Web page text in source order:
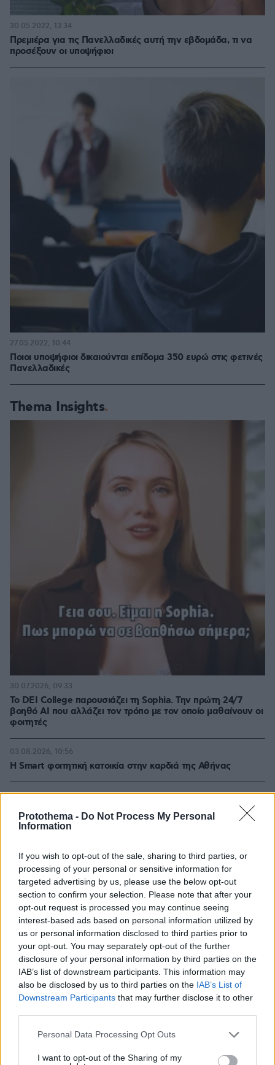
Protothema - Do Not Process My Personal
Information
If you wish to opt-out of the sale, sharing to third parties, or
processing of your personal or sensitive information for
targeted advertising by us, please use the below opt-out
section to confirm your selection. Please note that after your
opt-out request is processed you may continue seeing
interest-based ads based on personal information utilized by
us or personal information disclosed to third parties prior to
your opt-out. You may separately opt-out of the further
disclosure of your personal information by third parties on the
IAB’s list of downstream participants. This information may
also be disclosed by us to third parties on the IAB’s List of
Downstream Participants that may further disclose it to other
Please note that this website/app uses one or more Google
not limited to your visit or usage behaviour. You may click to
Personal Data Processing Opt Outs
I want to opt-out of the Sharing of my
Πρεμιέρα για τις Πανελλαδικές αυτή την εβδομάδα, τι να
προσέξουν οι υποψήφιοι
30.05.2022, 13:34
Ποιοι υποψήφιοι δικαιούνται επίδομα 350 ευρώ στις φετινές
Πανελλαδικές
27.05.2022, 10:44
Thema Insights
Το DEI College παρουσιάζει τη Sophia. Την πρώτη 24/7
βοηθό AI που αλλάζει τον τρόπο με τον οποίο μαθαίνουν οι
φοιτητές
30.07.2026, 09:33
Η Smart φοιτητική κατοικία στην καρδιά της Αθήνας
03.08.2026, 10:56
Διασκεδάζουμε υπεύθυνα, επιστρέφουμε με ασφάλεια
29.07.2026, 09:39
ΡΟΗ ΕΙΔΗΣΕΩΝ
Ειδήσεις Δημοφιλή Σχολιασμένα
Βερμούδες: Όλα τα στυλ που θα φοράμε μέχρι το
φθινόπωρο
πριν 6 λεπτά
Αγγούρια της θάλασσας: Το παράξενο είδος του
ελληνικού βυθού που θεωρείται λιχουδιά στην Ασία
πριν 6 λεπτά
Οι Xώρες του Αιγαίου: Περιπλάνηση στην ψυχή των
νησιών
πριν 13 λεπτά
του Σαλάχ: Θα παίρνει 17 εκατομμύρια τον χρόνο
πριν 17 λεπτά